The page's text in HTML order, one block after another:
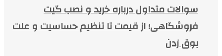
سوالات متداول درباره خرید و نصب گیت
فروشگاهی؛ از قیمت تا تنظیم حساسیت و علت
بوق زدن